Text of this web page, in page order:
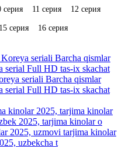
серия 11 серия 12 серия
15 серия 16 серия
seriali Barcha qismlar
serial Full HD tas-ix skachat